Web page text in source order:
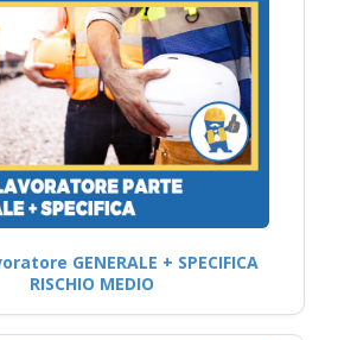
GENERALE + SPECIFICA
RISCHIO MEDIO